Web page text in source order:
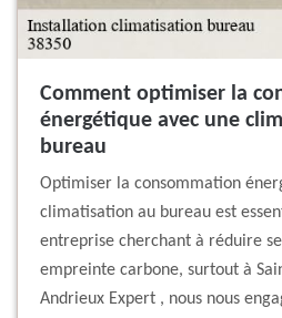
Comment optimiser la
énergétique avec une
bureau
Optimiser la consommation
climatisation au bureau est
entreprise cherchant à réduire
empreinte carbone, surtout à
Andrieux Expert , nous nous